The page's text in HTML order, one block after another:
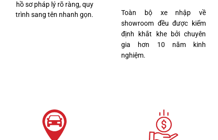
hồ sơ pháp lý rõ ràng, quy
trình sang tên nhanh gọn.
Toàn bộ xe nhập về
showroom đều được kiểm
định khắt khe bởi chuyên
gia hơn 10 năm kinh
nghiệm.